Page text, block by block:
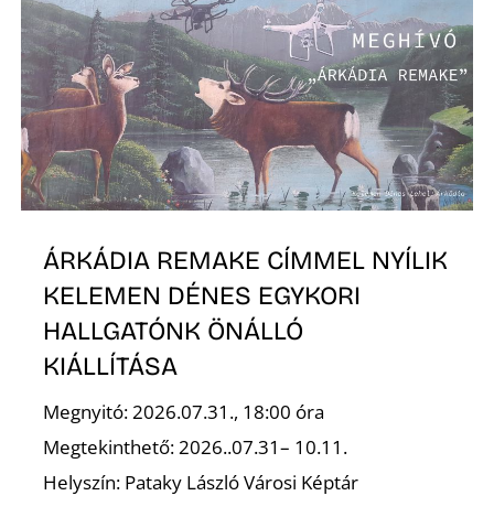
ÁRKÁDIA REMAKE CÍMMEL NYÍLIK
KELEMEN DÉNES EGYKORI
HALLGATÓNK ÖNÁLLÓ
KIÁLLÍTÁSA
Megnyitó: 2026.07.31., 18:00 óra
Megtekinthető: 2026..07.31– 10.11.
Helyszín: Pataky László Városi Képtár